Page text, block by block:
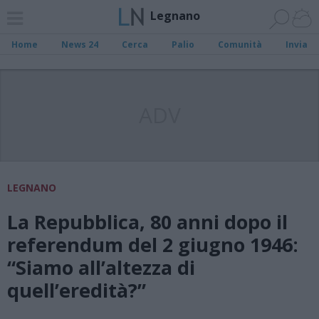
Legnano
Home News 24 Cerca Palio Comunità Invia
LEGNANO
La Repubblica, 80 anni dopo il
referendum del 2 giugno 1946:
“Siamo all’altezza di
quell’eredità?”